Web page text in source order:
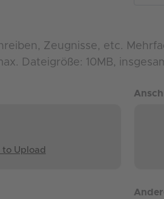
Zeugnisse, etc.
Dateigröße: 10MB,
to Upload